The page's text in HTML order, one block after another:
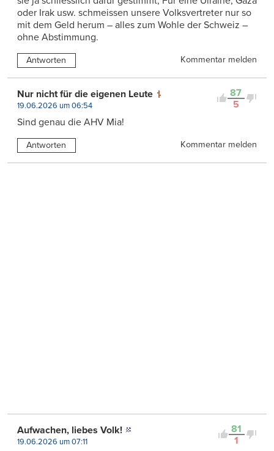
oder Irak usw. schmeissen unsere Volksvertreter nur so
mit dem Geld herum – alles zum Wohle der Schweiz –
ohne Abstimmung.
Antworten Kommentar melden
87
5
Nur nicht für die eigenen Leute
19.06.2026 um 06:54
Sind genau die AHV Mia!
Antworten Kommentar melden
81
1
Aufwachen, liebes Volk!
19.06.2026 um 07:11